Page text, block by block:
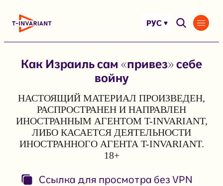
РУС
Как Израиль сам «привез» себе
войну
НАСТОЯЩИЙ МАТЕРИАЛ ПРОИЗВЕДЕН,
РАСПРОСТРАНЕН И НАПРАВЛЕН
ИНОСТРАННЫМ АГЕНТОМ T-INVARIANT,
ЛИБО КАСАЕТСЯ ДЕЯТЕЛЬНОСТИ
ИНОСТРАННОГО АГЕНТА T-INVARIANT.
18+
Ссылка для просмотра без VPN